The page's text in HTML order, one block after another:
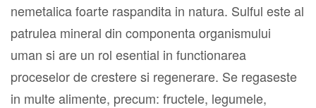
nemetalica foarte raspandita in natura. Sulful este al
patrulea mineral din componenta organismului
uman si are un rol esential in functionarea
proceselor de crestere si regenerare. Se regaseste
in multe alimente, precum: fructele, legumele,